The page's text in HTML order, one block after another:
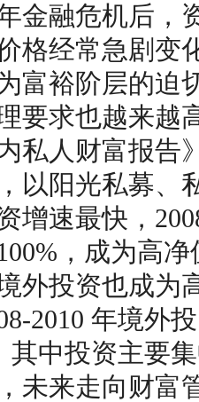
融危机后，
格经常急剧变
富裕阶层的迫
要求也越来越
人财富报告
以阳光私募、
增速最快，
，成为高
外投资也成为
2010 年境外
其中投资主要
来走向财富